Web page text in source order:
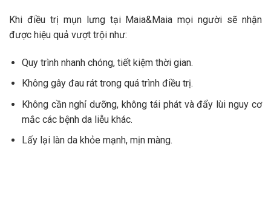
Khi điều trị mụn lưng tại Maia&Maia mọi người sẽ nhận
được hiệu quả vượt trội như:
Quy trình nhanh chóng, tiết kiệm thời gian.
Không gây đau rát trong quá trình điều trị.
Không cần nghỉ dưỡng, không tái phát và đẩy lùi nguy cơ
mắc các bệnh da liễu khác.
Lấy lại làn da khỏe mạnh, mịn màng.